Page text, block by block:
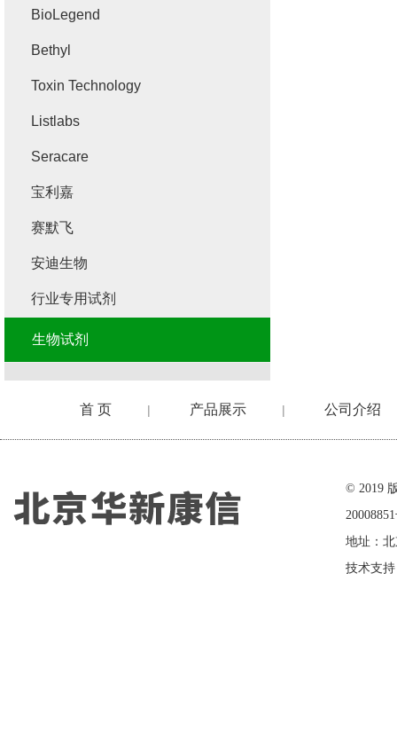
BioLegend
Bethyl
Toxin Technology
Listlabs
Seracare
宝利嘉
赛默飞
安迪生物
行业专用试剂
生物试剂
首 页 | 产品展示 | 公司介绍
© 2019
地址：
技术支